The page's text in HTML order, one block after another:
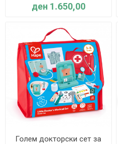
ден 1.650,00
Голем докторски сет за